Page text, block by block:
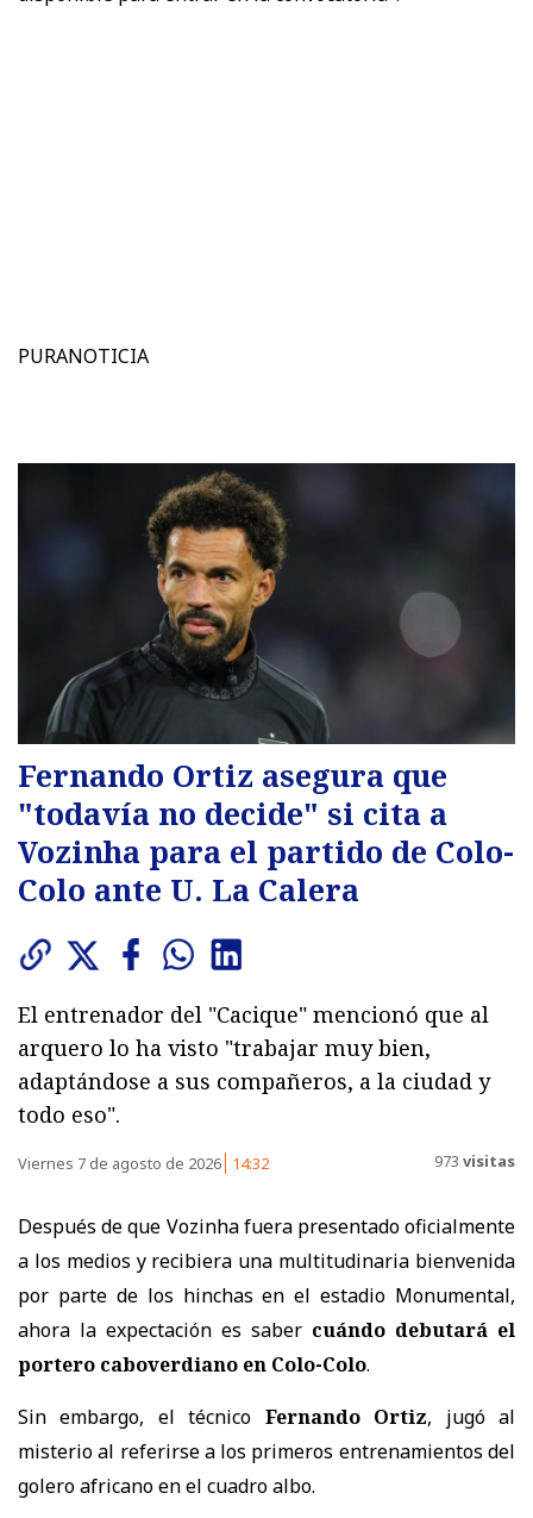
PURANOTICIA
Fernando Ortiz asegura que
"todavía no decide" si cita a
Vozinha para el partido de Colo-
Colo ante U. La Calera
El entrenador del "Cacique" mencionó que al
arquero lo ha visto "trabajar muy bien,
adaptándose a sus compañeros, a la ciudad y
todo eso".
Viernes 7 de agosto de 2026 14:32 973 visitas
Después de que Vozinha fuera presentado oficialmente
a los medios y recibiera una multitudinaria bienvenida
por parte de los hinchas en el estadio Monumental,
ahora la expectación es saber cuándo debutará el
portero caboverdiano en Colo-Colo.
Sin embargo, el técnico Fernando Ortiz, jugó al
misterio al referirse a los primeros entrenamientos del
golero africano en el cuadro albo.